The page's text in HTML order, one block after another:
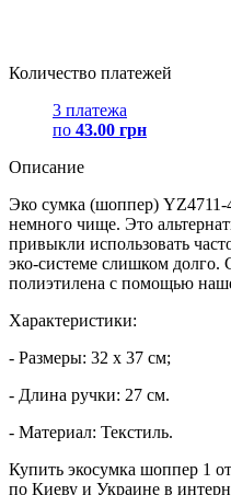
Количество платежей
3 платежа
по 43.00 грн
Описание
Эко сумка (шоппер)
немного чище. Это
привыкли использовать
эко-системе слишком долго.
полиэтилена с помощью
Характеристики:
- Размеры: 32 х 37 см;
- Длина ручки: 27 см.
- Материал: Текстиль.
Купить экосумка шоппер 1
по Киеву и Украине в